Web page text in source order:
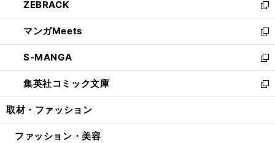
く
で
開
く
ド
ウ
で
開
く
ィ
ン
ド
ウ
で
開
く
い
ウ
ィ
ン
ド
ウ
で
開
ZEBRACK
新
し
い
ウ
ィ
ン
ド
ウ
開
マンガMeets
新
し
い
ウ
ィ
ン
ウ
S-MANGA
新
し
い
ウ
ン
集英社コミック文庫
新
し
ウ
取材・ファッション
ファッション・美容